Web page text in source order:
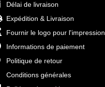
Délai de livraison
Expédition & Livraison
Fournir le logo pour l'impression
Informations de paiement
Politique de retour
Conditions générales